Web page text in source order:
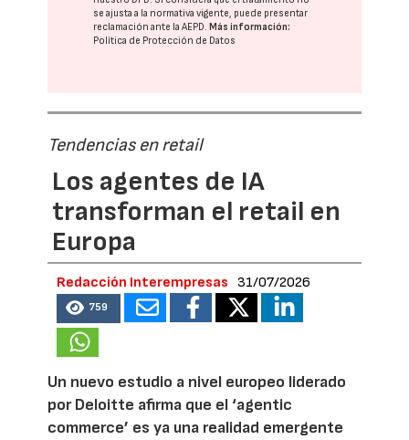
se ajusta a la normativa vigente, puede presentar
reclamación ante laAEPD. Más información:
Política de Protección de Datos
Tendencias en retail
Los agentes de IA
transforman el retail en
Europa
Redacción Interempresas 31/07/2026
759
Un nuevo estudio a nivel europeo liderado
por Deloitte afirma que el ‘agentic
commerce’ es ya una realidad emergente